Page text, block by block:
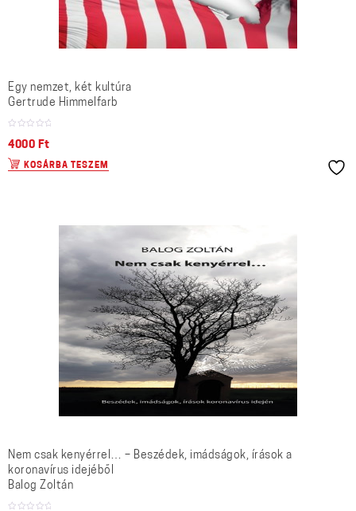
Egy nemzet, két kultúra
Gertrude Himmelfarb
4000 Ft
KOSÁRBA TESZEM
Nem csak kenyérrel… – Beszédek, imádságok, írások a
koronavírus idejéből
Balog Zoltán